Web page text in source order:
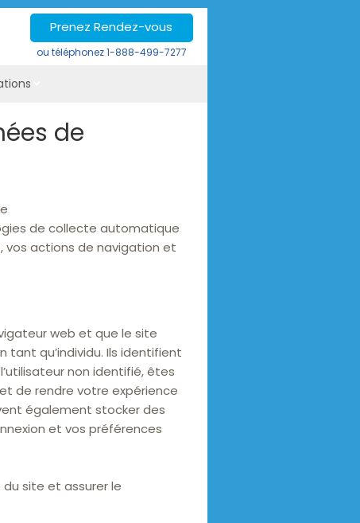
Prenez Rendez-vous
ou téléphonez1-888-499-7277
de
de collecte automatique
vos actions de navigation et
web et que le site
qu’individu. Ils identifient
non identifié, êtes
de rendre votre expérience
également stocker des
et vos préférences
du site et assurer le